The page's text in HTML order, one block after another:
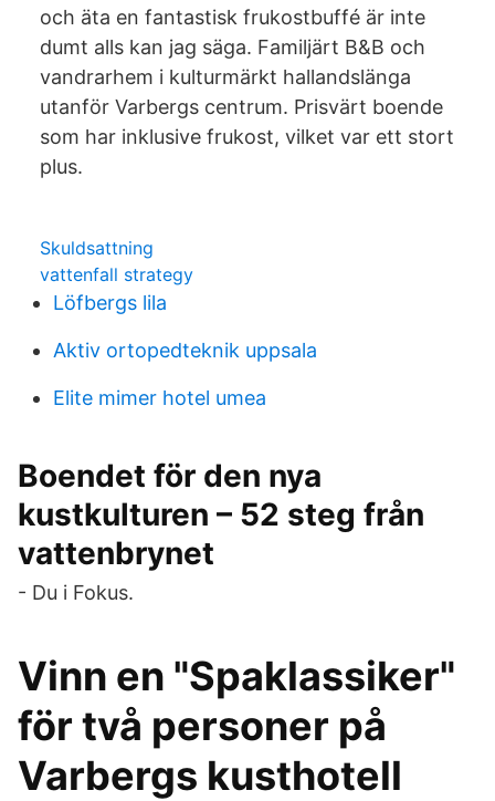
och äta en fantastisk frukostbuffé är inte
dumt alls kan jag säga. Familjärt B&B och
vandrarhem i kulturmärkt hallandslänga
utanför Varbergs centrum. Prisvärt boende
som har inklusive frukost, vilket var ett stort
plus.
Skuldsattning
vattenfall strategy
Löfbergs lila
Aktiv ortopedteknik uppsala
Elite mimer hotel umea
Boendet för den nya
kustkulturen – 52 steg från
vattenbrynet
- Du i Fokus.
Vinn en "Spaklassiker"
för två personer på
Varbergs kusthotell